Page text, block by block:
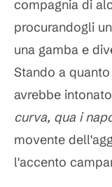
compagnia di
procurandogli
una gamba e
Stando a
avrebbe
curva, qua i
movente
l'accento